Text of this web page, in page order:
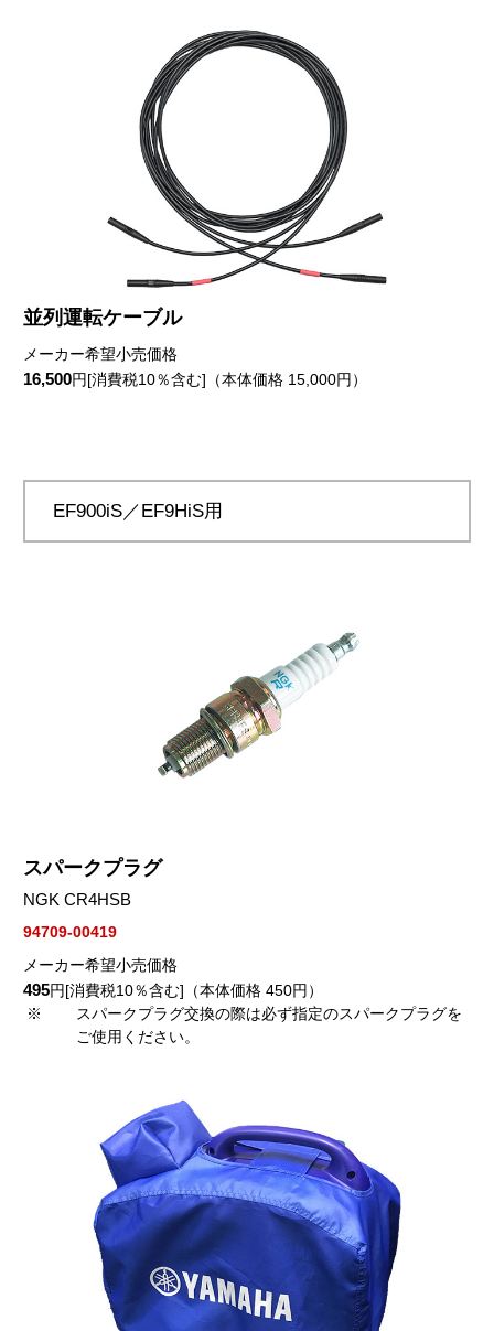
並列運転ケーブル
メーカー希望小売価格
16,500円[消費税10％含む]（本体価格 15,000円）
EF900iS／EF9HiS用
スパークプラグ
NGK CR4HSB
94709-00419
メーカー希望小売価格
495円[消費税10％含む]（本体価格 450円）
※
スパークプラグ交換の際は必ず指定のスパークプラグを
ご使用ください。